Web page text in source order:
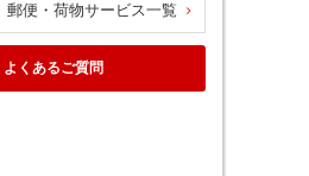
郵便・荷物サービス一覧
よくあるご質問